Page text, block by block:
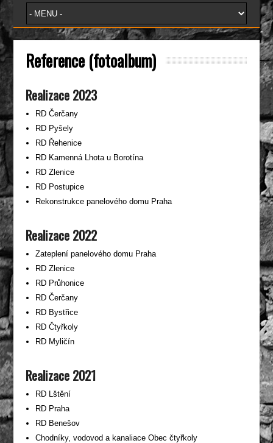
Reference (fotoalbum)
Realizace 2023
RD Čerčany
RD Pyšely
RD Řehenice
RD Kamenná Lhota u Borotína
RD Zlenice
RD Postupice
Rekonstrukce panelového domu Praha
Realizace 2022
Zateplení panelového domu Praha
RD Zlenice
RD Průhonice
RD Čerčany
RD Bystřice
RD Čtyřkoly
RD Myličín
Realizace 2021
RD Lštění
RD Praha
RD Benešov
Chodníky, vodovod a kanaliace Obec čtyřkoly